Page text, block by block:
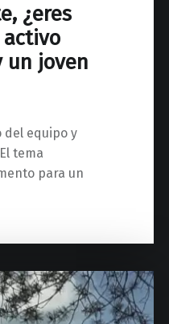
¿eres
un joven
del equipo y
tema
para un